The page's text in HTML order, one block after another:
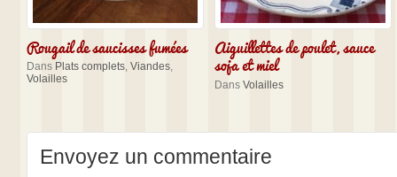
Rougail de saucisses fumées
Dans Plats complets, Viandes,
Volailles
Aiguillettes de poulet, sauce
soja et miel
Dans Volailles
Envoyez un commentaire